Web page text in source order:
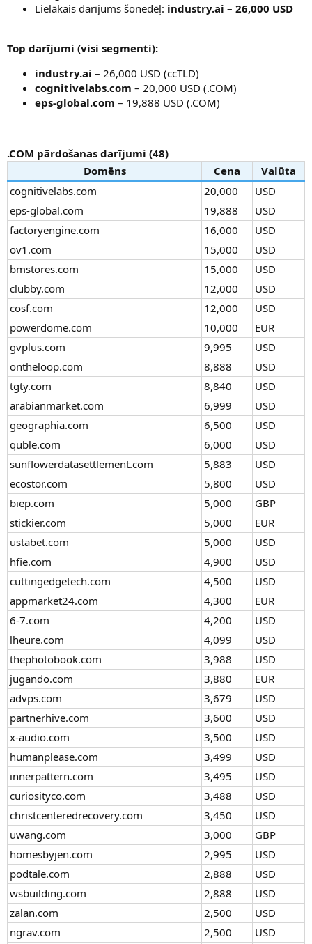
Lielākais darījums šonedēļ: industry.ai – 26,000 USD
Top darījumi (visi segmenti):
industry.ai – 26,000 USD (ccTLD)
cognitivelabs.com – 20,000 USD (.COM)
eps-global.com – 19,888 USD (.COM)
.COM pārdošanas darījumi (48)
Domēns
Cena
Valūta
cognitivelabs.com
20,000
USD
eps-global.com
19,888
USD
factoryengine.com
16,000
USD
ov1.com
15,000
USD
bmstores.com
15,000
USD
clubby.com
12,000
USD
cosf.com
12,000
USD
powerdome.com
10,000
EUR
gvplus.com
9,995
USD
ontheloop.com
8,888
USD
tgty.com
8,840
USD
arabianmarket.com
6,999
USD
geographia.com
6,500
USD
quble.com
6,000
USD
sunflowerdatasettlement.com
5,883
USD
ecostor.com
5,800
USD
biep.com
5,000
GBP
stickier.com
5,000
EUR
ustabet.com
5,000
USD
hfie.com
4,900
USD
cuttingedgetech.com
4,500
USD
appmarket24.com
4,300
EUR
6-7.com
4,200
USD
lheure.com
4,099
USD
thephotobook.com
3,988
USD
jugando.com
3,880
EUR
advps.com
3,679
USD
partnerhive.com
3,600
USD
x-audio.com
3,500
USD
humanplease.com
3,499
USD
innerpattern.com
3,495
USD
curiosityco.com
3,488
USD
christcenteredrecovery.com
3,450
USD
uwang.com
3,000
GBP
homesbyjen.com
2,995
USD
podtale.com
2,888
USD
wsbuilding.com
2,888
USD
zalan.com
2,500
USD
ngrav.com
2,500
USD